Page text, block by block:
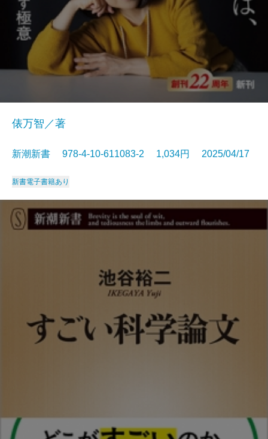
俵万智／著
新潮新書 978-4-10-611083-2 1,034円 2025/04/17
新書電子書籍あり